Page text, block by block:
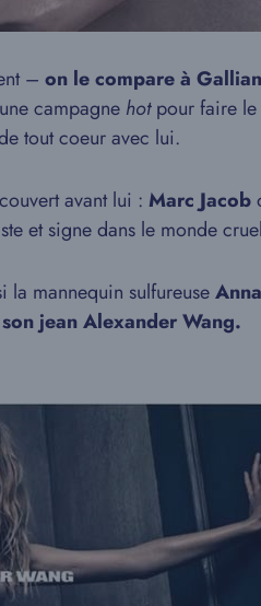
– on le compare à
campagne hotpour faire le
tout coeur avec lui.
avant lui : Marc Jacob
et signe dans le monde
mannequin sulfureuse
jean Alexander Wang.